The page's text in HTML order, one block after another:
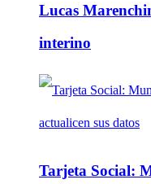
Lucas
interino
Tarjeta Social: